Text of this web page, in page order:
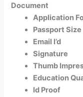
Document
Application
Passport
Email I’d
Signature
Thumb
Education
Id Proof